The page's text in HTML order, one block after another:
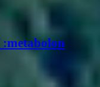
:metabolon